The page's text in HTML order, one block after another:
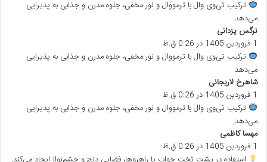
ت
ترکیب تی‌وی وال با ترمووال و نور مخفی، جلوه مدرن و جذابی به پذیرایی
می‌دهد.
نرگس یزدانی
ف
ت
1 فروردین 1405 در 0:26 ق.ظ
ترکیب تی‌وی وال با ترمووال و نور مخفی، جلوه مدرن و جذابی به پذیرایی
می‌دهد.
شاهرخ لاریجانی
ف
ت
1 فروردین 1405 در 0:26 ق.ظ
ترکیب تی‌وی وال با ترمووال و نور مخفی، جلوه مدرن و جذابی به پذیرایی
می‌دهد.
مهسا کاظمی
ف
ت
1 فروردین 1405 در 0:26 ق.ظ